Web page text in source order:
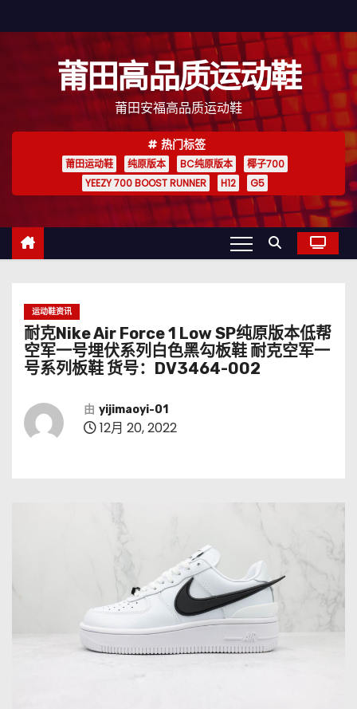
至
莆田高品质运动鞋
莆田安福高品质运动鞋
热门标签
莆田运动鞋 纯原版本 BC纯原版本
椰子700
YEEZY 700 BOOST RUNNER
H12 G5
运动鞋资讯
耐克Nike Air Force 1 Low SP纯原版本低帮
空军一号埋伏系列白色黑勾板鞋 耐克空军一
号系列板鞋 货号：DV3464-002
由 yijimaoyi-01
12月 20, 2022